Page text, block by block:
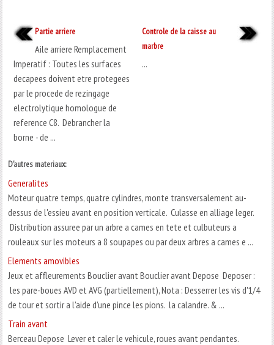
Partie arriere
Aile arriere Remplacement
Imperatif : Toutes les surfaces
decapees doivent etre protegees
par le procede de rezingage
electrolytique homologue de
reference C8. Debrancher la
borne - de ...
Controle de la caisse au
marbre
...
D'autres materiaux:
Generalites
Moteur quatre temps, quatre cylindres, monte transversalement au-
dessus de l'essieu avant en position verticale. Culasse en alliage leger.
Distribution assuree par un arbre a cames en tete et culbuteurs a
rouleaux sur les moteurs a 8 soupapes ou par deux arbres a cames e ...
Elements amovibles
Jeux et affleurements Bouclier avant Bouclier avant Depose Deposer :
les pare-boues AVD et AVG (partiellement), Nota : Desserrer les vis d'1/4
de tour et sortir a l'aide d'une pince les pions. la calandre. & ...
Train avant
Berceau Depose Lever et caler le vehicule, roues avant pendantes.